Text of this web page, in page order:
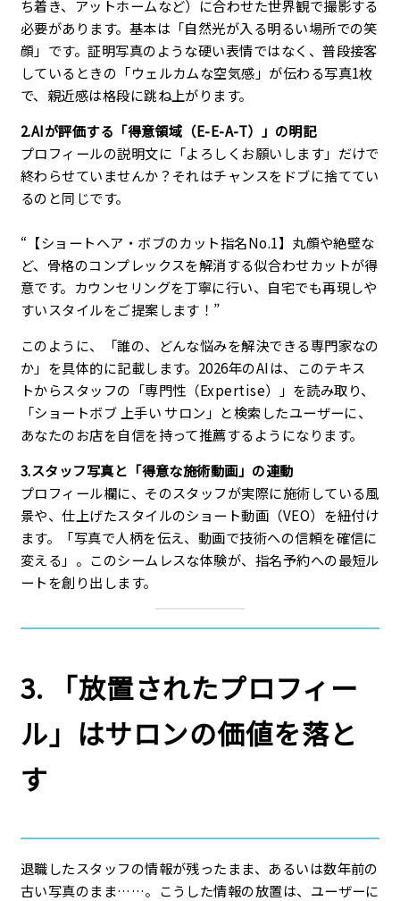
ち着き、アットホームなど）に合わせた世界観で撮影する
必要があります。基本は「自然光が入る明るい場所での笑
顔」です。証明写真のような硬い表情ではなく、普段接客
しているときの「ウェルカムな空気感」が伝わる写真1枚
で、親近感は格段に跳ね上がります。
2.AIが評価する「得意領域（E-E-A-T）」の明記
プロフィールの説明文に「よろしくお願いします」だけで
終わらせていませんか？それはチャンスをドブに捨ててい
るのと同じです。
“【ショートヘア・ボブのカット指名No.1】丸顔や絶壁な
ど、骨格のコンプレックスを解消する似合わせカットが得
意です。カウンセリングを丁寧に行い、自宅でも再現しや
すいスタイルをご提案します！”
このように、「誰の、どんな悩みを解決できる専門家なの
か」を具体的に記載します。2026年のAIは、このテキス
トからスタッフの「専門性（Expertise）」を読み取り、
「ショートボブ 上手い サロン」と検索したユーザーに、
あなたのお店を自信を持って推薦するようになります。
3.スタッフ写真と「得意な施術動画」の連動
プロフィール欄に、そのスタッフが実際に施術している風
景や、仕上げたスタイルのショート動画（VEO）を紐付け
ます。「写真で人柄を伝え、動画で技術への信頼を確信に
変える」。このシームレスな体験が、指名予約への最短ル
ートを創り出します。
3. 「放置されたプロフィー
ル」はサロンの価値を落と
す
退職したスタッフの情報が残ったまま、あるいは数年前の
古い写真のまま……。こうした情報の放置は、ユーザーに